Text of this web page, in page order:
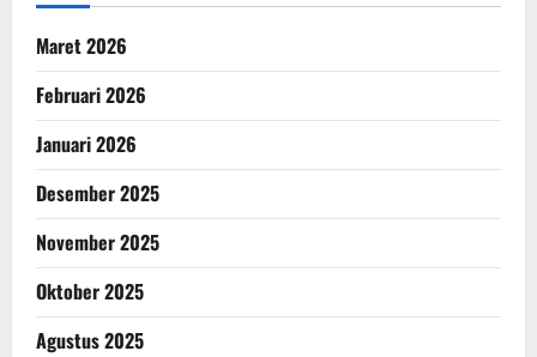
Maret 2026
Februari 2026
Januari 2026
Desember 2025
November 2025
Oktober 2025
Agustus 2025